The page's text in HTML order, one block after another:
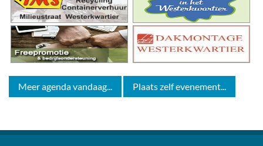
Meer agenda vandaag... Plaats zelf evenement...